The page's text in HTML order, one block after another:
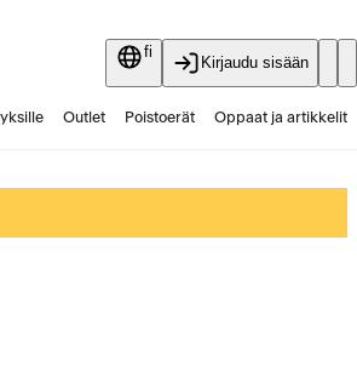
fi
Kirjaudu sisään
Outlet Poistoerät Oppaat ja artikkelit